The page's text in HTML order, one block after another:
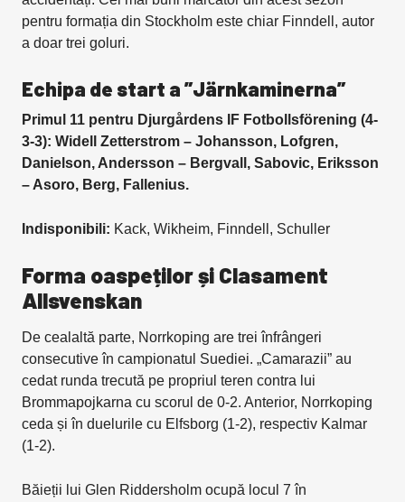
pentru formația din Stockholm este chiar Finndell, autor
a doar trei goluri.
Echipa de start a ”Järnkaminerna”
Primul 11 pentru Djurgårdens IF Fotbollsförening (4-
3-3): Widell Zetterstrom – Johansson, Lofgren,
Danielson, Andersson – Bergvall, Sabovic, Eriksson
– Asoro, Berg, Fallenius.
Indisponibili: Kack, Wikheim, Finndell, Schuller
Forma oaspeților și Clasament
Allsvenskan
De cealaltă parte, Norrkoping are trei înfrângeri
consecutive în campionatul Suediei. „Camarazii” au
cedat runda trecută pe propriul teren contra lui
Brommapojkarna cu scorul de 0-2. Anterior, Norrkoping
ceda și în duelurile cu Elfsborg (1-2), respectiv Kalmar
(1-2).
Băieții lui Glen Riddersholm ocupă locul 7 în